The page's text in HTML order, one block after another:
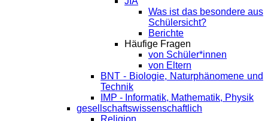
Was ist das besondere aus
Schülersicht?
Berichte
Häufige Fragen
von Schüler*innen
von Eltern
BNT - Biologie, Naturphänomene und
Technik
IMP - Informatik, Mathematik, Physik
gesellschaftswissenschaftlich
Religion